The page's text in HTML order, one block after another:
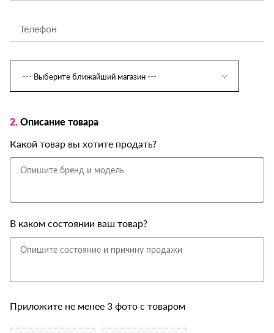
2. Описание товара
Какой товар вы хотите продать?
В каком состоянии ваш товар?
Приложите не менее 3 фото с товаром